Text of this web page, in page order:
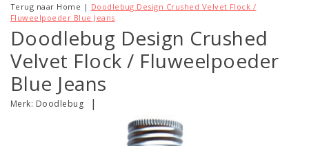
Terug naar Home | Doodlebug Design Crushed Velvet Flock /
Fluweelpoeder Blue Jeans
Doodlebug Design Crushed
Velvet Flock / Fluweelpoeder
Blue Jeans
Merk: Doodlebug |